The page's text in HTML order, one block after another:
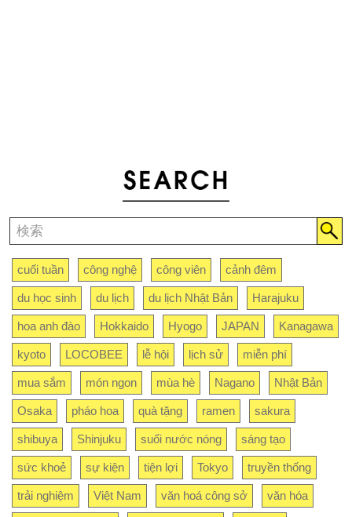
cuối tuần công nghệ công viên cảnh đêm
du học sinh du lịch du lịch Nhật Bản Harajuku
hoa anh đào Hokkaido Hyogo JAPAN Kanagawa
kyoto LOCOBEE lễ hội lịch sử miễn phí
mua sắm món ngon mùa hè Nagano Nhật Bản
Osaka pháo hoa quà tặng ramen sakura
shibuya Shinjuku suối nước nóng sáng tạo
sức khoẻ sự kiện tiện lợi Tokyo truyền thống
trải nghiệm Việt Nam văn hoá công sở văn hóa